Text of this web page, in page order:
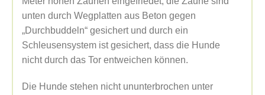
unten durch Wegplatten aus Beton gegen
„Durchbuddeln“ gesichert und durch ein
Schleusensystem ist gesichert, dass die Hunde
nicht durch das Tor entweichen können.
Die Hunde stehen nicht ununterbrochen unter